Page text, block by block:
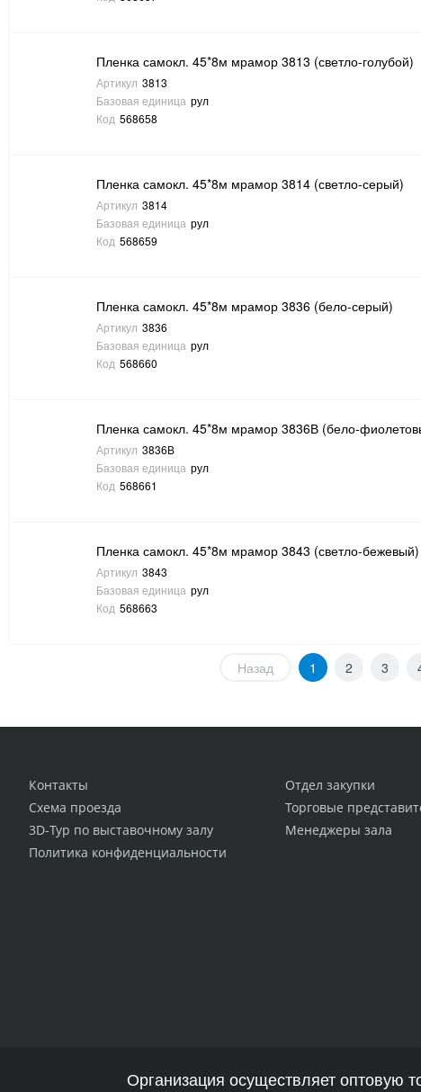
Пленка самокл. 45*8м мрамор 3813 (светло-голубой)
Артикул 3813
Базовая единица рул
Код 568658
Пленка самокл. 45*8м мрамор 3814 (светло-серый)
Артикул 3814
Базовая единица рул
Код 568659
Пленка самокл. 45*8м мрамор 3836 (бело-серый)
Артикул 3836
Базовая единица рул
Код 568660
Пленка самокл. 45*8м мрамор 3836В (бело-
Артикул 3836В
Базовая единица рул
Код 568661
Пленка самокл. 45*8м мрамор 3843 (светло-бежевый)
Артикул 3843
Базовая единица рул
Код 568663
Назад 1 2 3
Отдел закупки
Торговые
Менеджеры зала
Контакты
Схема проезда
3D-Тур по выставочному залу
Политика конфиденциальности
Организация осуществляет оптовую